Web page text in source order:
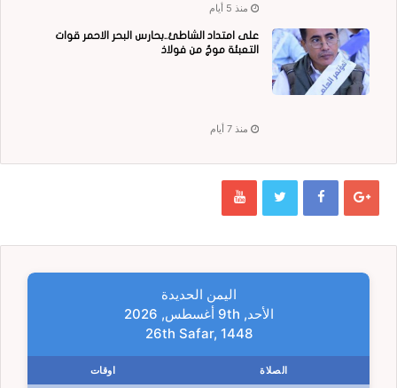
منذ 5 أيام
على امتداد الشاطئ..بحارس البحر الاحمر قوات
التعبئة موجٌ من فولاذ
منذ 7 أيام
اليمن الحديدة
الأحد, 9th أغسطس, 2026
26th Safar, 1448
الصلاة اوقات